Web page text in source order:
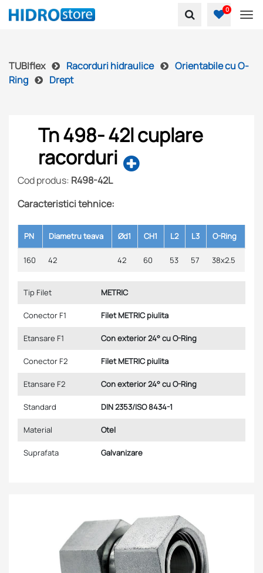
0
TUBIflex Racorduri hidraulice
Orientabile cu O-
Ring
Drept
Tn 498- 42l cuplare
racorduri
Cod produs: R498-42L
Caracteristici tehnice:
PN Diametru teava Ød1 CH1 L2 L3 O-Ring
160 42 42 60 53 57 38x2.5
Tip Filet METRIC
Conector F1 Filet METRIC piulita
Etansare F1 Con exterior 24° cu O-Ring
Conector F2 Filet METRIC piulita
Etansare F2 Con exterior 24° cu O-Ring
Standard DIN 2353/ISO 8434-1
Material Otel
Suprafata Galvanizare